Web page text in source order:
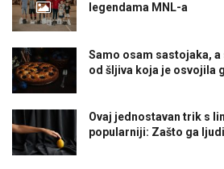
legendama MNL-a
Samo osam sastojaka,
od šljiva koja je osvojila
Ovaj jednostavan trik s
popularniji: Zašto ga